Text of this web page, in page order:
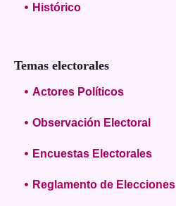
Histórico
Temas electorales
Actores Políticos
Observación Electoral
Encuestas Electorales
Reglamento de Elecciones